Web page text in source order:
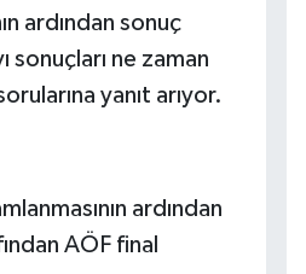
ardından sonuç
sonuçları ne zaman
yanıt arıyor.
ardından
AÖF final